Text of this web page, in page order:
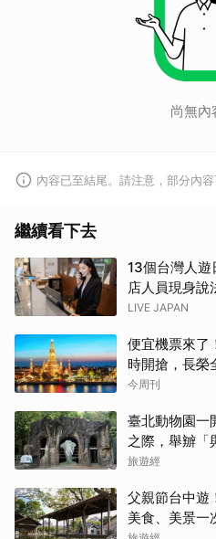
尚無內
內容已至結尾。請注意，部分內容
繼續看下去
13個台灣人遊
店人員現身說
LIVE JAPAN
便宜機票來了
時開搶，長榮
8/9調漲早買早
今周刊
臺北動物園一
之際，舉辧「
旅遊經
父親節台中遊
美食、美景一